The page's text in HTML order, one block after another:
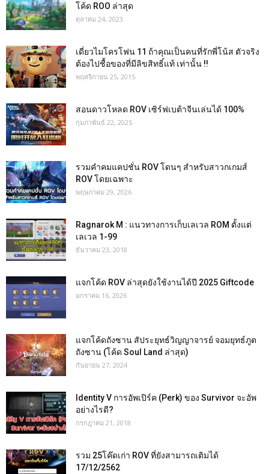
โค้ด ROO ล่าสุด
ตุลาคม 24, 2023
เดี่ยวไมโครโฟน 11 ถ้าคุณเป็นคนที่รักพี่โน้ส ตัวจริง
ต้องไปชื้อของที่มีลิขสิทธิ์แท้ เท่านั้น !!
พฤศจิกายน 25, 2015
สอนดาวโหลด ROV เซิร์ฟเบต้าจีนเล่นได้ 100%
กุมภาพันธ์ 22, 2025
รวมคำคมแคปชั่น ROV โดนๆ สำหรับสาวกเกมส์
ROV โดยเฉพาะ
พฤษภาคม 29, 2026
Ragnarok M : แนวทางการเก็บเลเวล ROM ตั้งแต่
เลเวล 1-99
ธันวาคม 23, 2018
แจกโค้ด ROV ล่าสุดยังใช้งานได้ปี 2025 Giftcode
มกราคม 16, 2026
แจกโค้ดถังซาน สัประยุทธ์วิญญาจารย์ จอมยุทธ์ภูต
ถังซาน (โค้ด Soul Land ล่าสุด)
กันยายน 27, 2024
Identity V การอัพเปิร์ค (Perk) ของ Survivor จะอัพ
อย่างไรดี?
กรกฎาคม 21, 2018
รวม 25โค๊ดเก่า ROV ที่ยังสามารถเติมได้
17/12/2562